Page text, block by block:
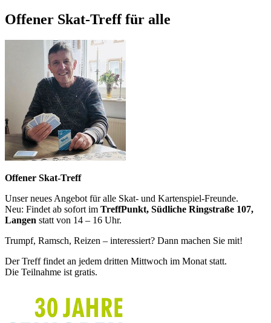
Offener Skat-Treff für alle
Offener Skat-Treff
Unser neues Angebot für alle Skat- und Kartenspiel-Freunde.
Neu: Findet ab sofort im TreffPunkt, Südliche Ringstraße 107,
Langen statt von 14 – 16 Uhr.
Trumpf, Ramsch, Reizen – interessiert? Dann machen Sie mit!
Der Treff findet an jedem dritten Mittwoch im Monat statt.
Die Teilnahme ist gratis.